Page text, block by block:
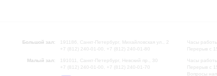
Большой зал:
191186, Санкт-Петербург, Михайловская ул., 2
+7 (812) 240-01-00, +7 (812) 240-01-80
Малый зал:
191011, Санкт-Петербург, Невский пр., 30
+7 (812) 240-01-00, +7 (812) 240-01-70
Часы
Перерыв с
Часы
Перерыв с
Вопросы